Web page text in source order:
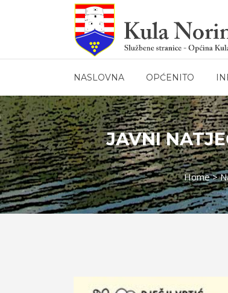
NASLOVNA OPĆENITO
JAVNI
Home>